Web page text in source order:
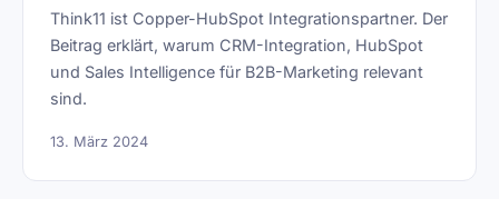
Think11 ist Copper-HubSpot Integrationspartner. Der
Beitrag erklärt, warum CRM-Integration, HubSpot
und Sales Intelligence für B2B-Marketing relevant
sind.
13. März 2024